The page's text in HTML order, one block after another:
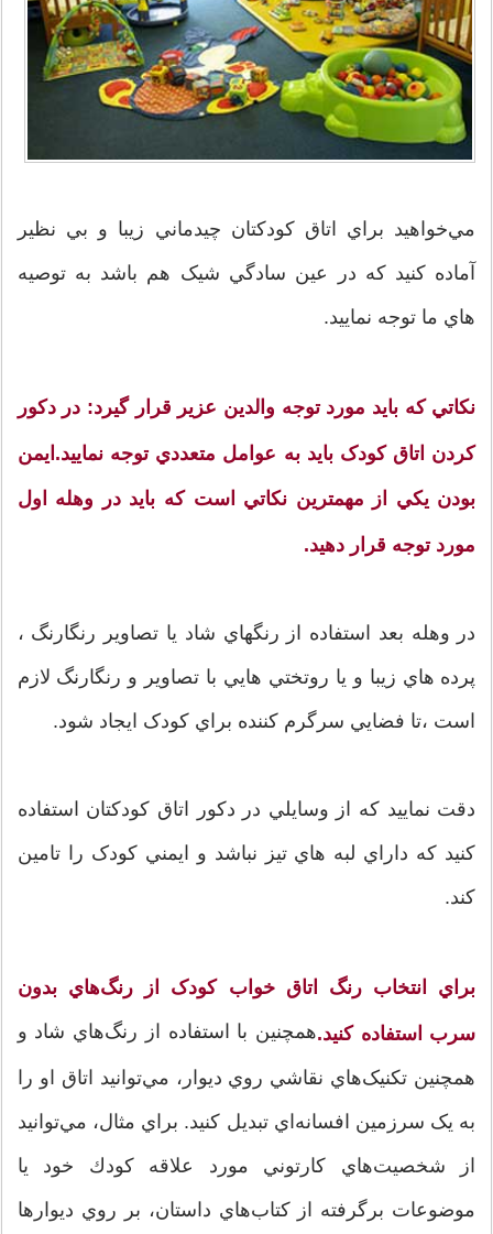
مي‌خواهيد براي اتاق کودکتان چيدماني زيبا و بي نظير
آماده کنيد که در عين سادگي شيک هم باشد به توصيه
هاي ما توجه نماييد.
نکاتي که بايد مورد توجه والدين عزير قرار گيرد: در دکور
کردن اتاق کودک بايد به عوامل متعددي توجه نماييد.ايمن
بودن يکي از مهمترين نکاتي است که بايد در وهله اول
مورد توجه قرار دهيد.
در وهله بعد استفاده از رنگهاي شاد يا تصاوير رنگارنگ ،
پرده هاي زيبا و يا روتختي هايي با تصاوير و رنگارنگ لازم
است ،تا فضايي سرگرم کننده براي کودک ايجاد شود.
دقت نماييد که از وسايلي در دکور اتاق کودکتان استفاده
کنيد که داراي لبه هاي تيز نباشد و ايمني کودک را تامين
کند.
براي انتخاب رنگ اتاق خواب کودک از رنگ‌هاي بدون
سرب استفاده كنيد.همچنين با استفاده از رنگ‌هاي شاد و
همچنين تکنيک‌هاي نقاشي روي ديوار، مي‌توانيد اتاق او را
به يک سرزمين افسانه‌اي تبديل کنيد. براي مثال، مي‌توانيد
از شخصيت‌هاي کارتوني مورد علاقه كودك خود يا
موضوعات برگرفته از کتاب‌هاي داستان، بر روي ديوارها